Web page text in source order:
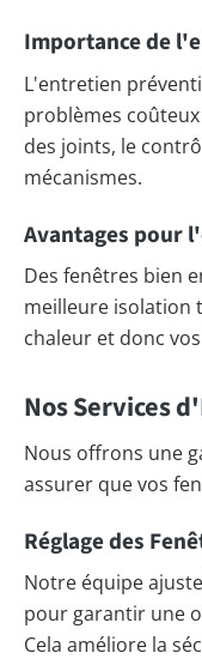
Importance de
L'entretien
problèmes
des joints, le
mécanismes.
Avantages pour
Des fenêtres bien
meilleure isolation
chaleur et donc
Nos Services
Nous offrons une
assurer que vos
Réglage des
Notre équipe
pour garantir une
Cela améliore la